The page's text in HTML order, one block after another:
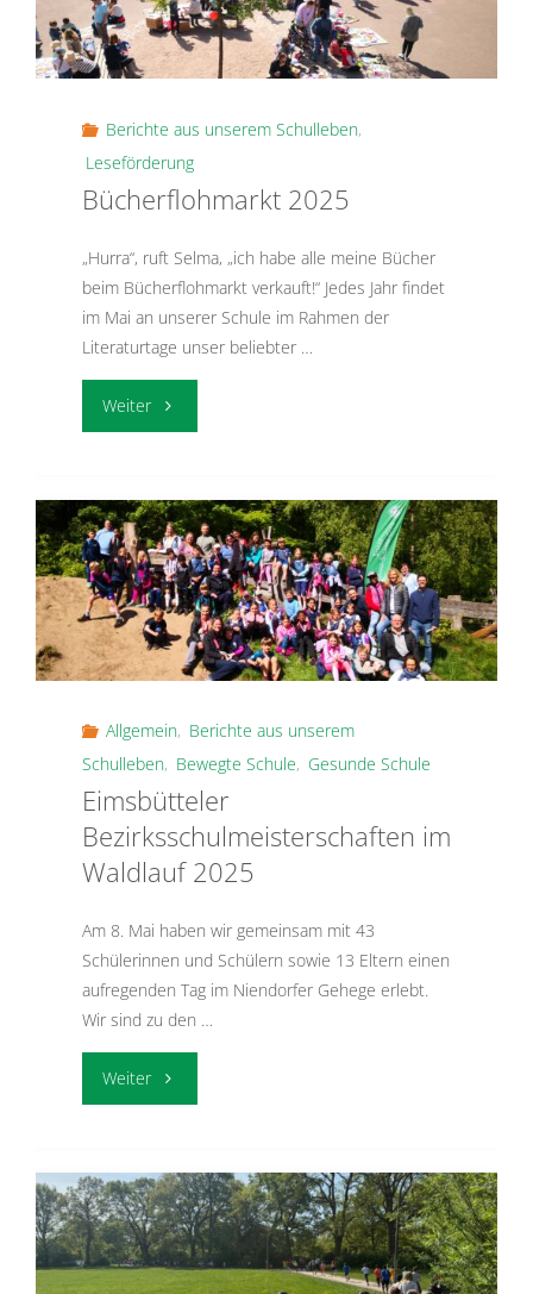
Handball-
Grundschulliga
der
Alsterdorfer
Sporthalle!"
Berichte aus unserem Schulleben,
Leseförderung
Bücherflohmarkt 2025
„Hurra“, ruft Selma, „ich habe alle meine Bücher
beim Bücherflohmarkt verkauft!“ Jedes Jahr findet
im Mai an unserer Schule im Rahmen der
Literaturtage unser beliebter …
Weiter"Bücherflohmarkt
Allgemein, Berichte aus unserem
Schulleben, Bewegte Schule, Gesunde Schule
Eimsbütteler
Bezirksschulmeisterschaften im
Waldlauf 2025
Am 8. Mai haben wir gemeinsam mit 43
Schülerinnen und Schülern sowie 13 Eltern einen
aufregenden Tag im Niendorfer Gehege erlebt.
Wir sind zu den …
Weiter"Eimsbütteler
im
Waldlauf
2025"